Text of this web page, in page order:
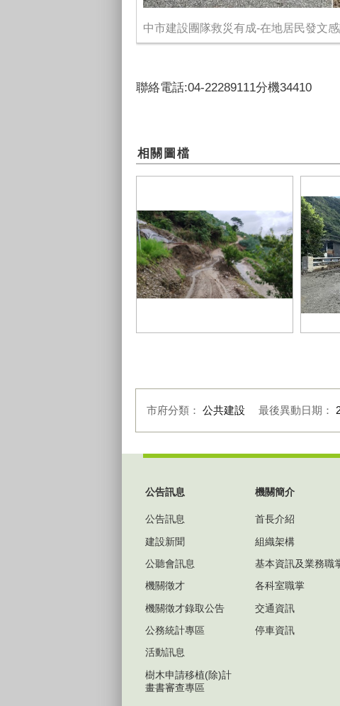
中市建設團隊救災有成-在地居民發文
聯絡電話:04-22289111分機34410
相關圖檔
市府分類： 公共建設 最後異動日期：
公告訊息
公告訊息
建設新聞
公聽會訊息
機關徵才
機關徵才錄取公告
公務統計專區
活動訊息
樹木申請移植(除)計
畫書審查專區
機關簡介
首長介紹
組織架構
基本資訊及業務職
各科室職掌
交通資訊
停車資訊